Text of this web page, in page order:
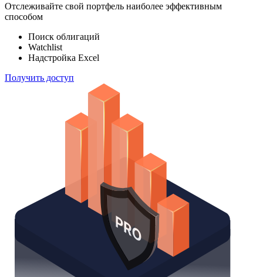
Отслеживайте свой портфель наиболее эффективным
способом
Поиск облигаций
Watchlist
Надстройка Excel
Получить доступ